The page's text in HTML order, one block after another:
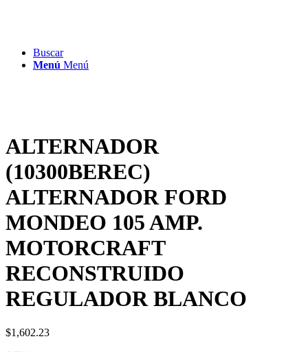
Buscar
Menú Menú
ALTERNADOR
(10300BEREC)
ALTERNADOR FORD
MONDEO 105 AMP.
MOTORCRAFT
RECONSTRUIDO
REGULADOR BLANCO
$1,602.23